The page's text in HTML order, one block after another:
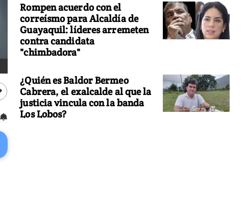
Rompen acuerdo con el
correísmo para Alcaldía de
Guayaquil: líderes arremeten
contra candidata
"chimbadora"
¿Quién es Baldor Bermeo
Cabrera, el exalcalde al que la
justicia vincula con la banda
Los Lobos?